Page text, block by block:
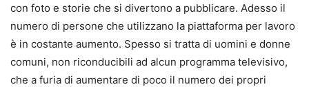
con foto e storie che si divertono a pubblicare. Adesso il
numero di persone che utilizzano la piattaforma per lavoro
è in costante aumento. Spesso si tratta di uomini e donne
comuni, non riconducibili ad alcun programma televisivo,
che a furia di aumentare di poco il numero dei propri